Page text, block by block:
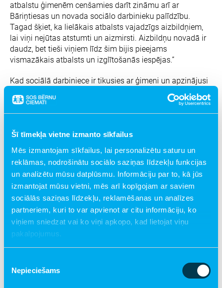
Šī tīmekļa vietne izmanto sīkfailus
Mēs izmantojam sīkfailus, lai personalizētu saturu un
reklāmas, nodrošinātu sociālo saziņas līdzekļu funkcijas
un analizētu mūsu datplūsmu. Informāciju par to, kā jūs
izmantojat mūsu vietni, mēs arī kopīgojam ar saviem
sociālās saziņas līdzekļu, reklamēšanas un analīzes
partneriem, kuri to var apvienot ar citu informāciju, ko
viņiem sniedzat vai ko viņi apkopo, kad lietojat viņu
pakalpojumus.
izvēle
Nepieciešams
atbalstu ģimenēm cenšamies darīt zināmu arī ar
Bāriņtiesas un novada sociālo darbinieku palīdzību.
Tagad šķiet, ka lielākais atbalsts vajadzīgs aizbildņiem,
lai viņi nejūtas atstumti un aizmirsti. Aizbildņu novadā ir
daudz, bet tieši viņiem līdz šim bijis pieejams
vismazākais atbalsts un izglītošanās iespējas.”
Kad sociālā darbiniece ir tikusies ar ģimeni un apzinājusi
situāciju, audžuvecākam, aizbildnim vai adoptētājam var
tikt piedāvāts papildus atbalsts - speciālistu individuālās
konsultācijas. Profesionālu palīdzību sniegs psiholoģes
VASIĻAUSKA, bet nepieciešamības gadījumā mēģināsim
piesaistīt arī citus speciālistus.
Ģimenes tiek aicinātas apgūt perspektīvu, kompetenču
pieejā balstītu apmācību programmu “AIRI vecākiem”, kas
pazīstama un tiek sekmīgi īstenota daudzās pasaules
valstīs. Apmācības (kopā 27 stundas) vada īpaši
sertificēti treneri - psiholoģe ILZE NAUGURAVIČA un SOS
mamma DAILA BALCERE. Plašāk par programmu. Pirmā
grupa darbu sākusi 6. martā (nodarbības notiek otrdienu
“Šobrīd nodarbībās piedalās jau esošās audžuģimenes un